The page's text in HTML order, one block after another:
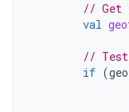
// Get
val
//
if (